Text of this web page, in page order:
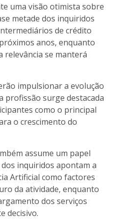
uma visão otimista sobre
metade dos inquiridos
de crédito
anos, enquanto
relevância se manterá
impulsionar a evolução
profissão surge destacada
como o principal
o crescimento do
assume um papel
dos inquiridos apontam a
Artificial como factores
da atividade, enquanto
dos serviços
decisivo.